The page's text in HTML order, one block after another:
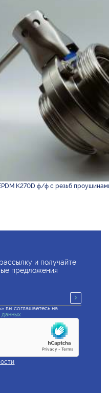
K270D ф/ф с резьб
и получайте
предложения
вы соглашаетесь на